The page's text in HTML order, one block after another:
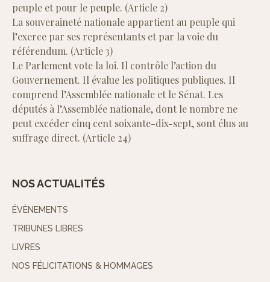
peuple et pour le peuple. (Article 2)
La souveraineté nationale appartient au peuple qui
l’exerce par ses représentants et par la voie du
référendum. (Article 3)
Le Parlement vote la loi. Il contrôle l’action du
Gouvernement. Il évalue les politiques publiques. Il
comprend l’Assemblée nationale et le Sénat. Les
députés à l’Assemblée nationale, dont le nombre ne
peut excéder cinq cent soixante-dix-sept, sont élus au
suffrage direct. (Article 24)
NOS ACTUALITÉS
ÉVÈNEMENTS
TRIBUNES LIBRES
LIVRES
NOS FÉLICITATIONS & HOMMAGES